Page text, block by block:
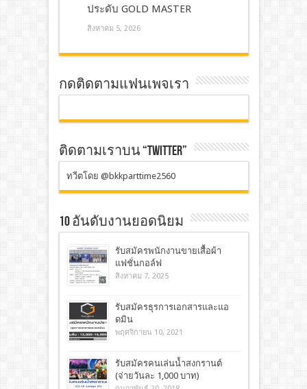
ประดับ GOLD MASTER
สิงหาคม 5, 2026
กดติดตามแฟนเพจเรา
ติดตามเราบน “TWITTER”
ทวีตโดย @bkkparttime2560
10 อันดับงานยอดนิยม
รับสมัครพนักงานขายเสื้อผ้า
แฟชั่นกอล์ฟ
สิงหาคม 7, 2025
รับสมัครธุรการเอกสารและแอ
ดมิน
พฤศจิกายน 10, 2021
รับสมัครคนเล่นน้ำสงกรานต์
(จ่ายวันละ 1,000 บาท)